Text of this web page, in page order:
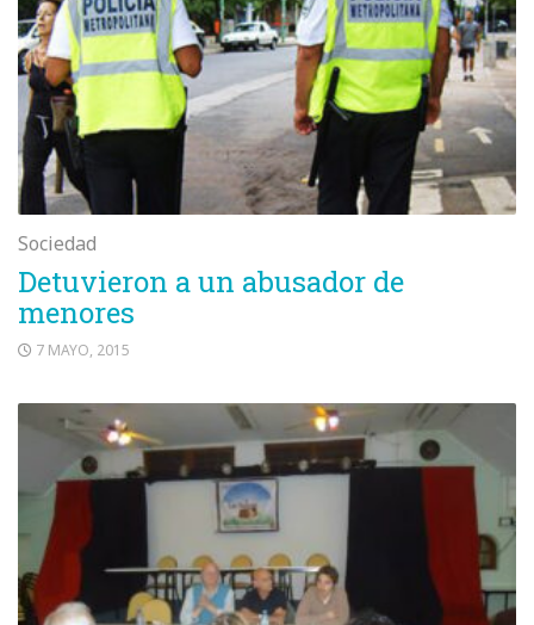
Sociedad
Detuvieron a un abusador de
menores
7 MAYO, 2015